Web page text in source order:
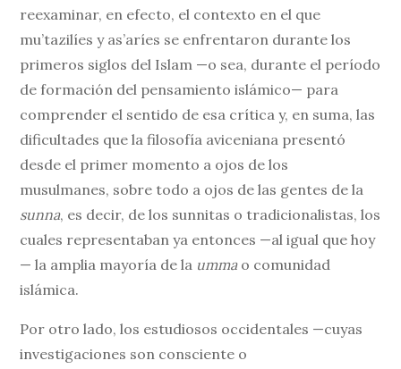
reexaminar, en efecto, el contexto en el que
mu’tazilíes y as’aríes se enfrentaron durante los
primeros siglos del Islam —o sea, durante el período
de formación del pensamiento islámico— para
comprender el sentido de esa crítica y, en suma, las
dificultades que la filosofía aviceniana presentó
desde el primer momento a ojos de los
musulmanes, sobre todo a ojos de las gentes de la
sunna, es decir, de los sunnitas o tradicionalistas, los
cuales representaban ya entonces —al igual que hoy
— la amplia mayoría de la ummao comunidad
islámica.
Por otro lado, los estudiosos occidentales —cuyas
investigaciones son consciente o